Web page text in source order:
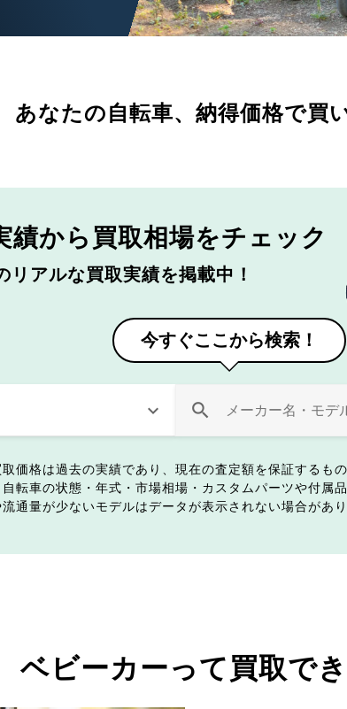
あなたの自転車、 納得価格で買
績から 買取相場をチェック
リアルな買取実績を掲載中！
今すぐここから検索！
価格は過去の実績であり、現在の査定額を保証するもの
転車の状態・年式・市場相場・カスタムパーツや付属
通量が少ないモデルはデータが表示されない場合があり
ベビーカーって買取で